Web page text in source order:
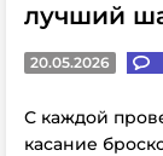
лучший
20.05.2026
С каждой
касание